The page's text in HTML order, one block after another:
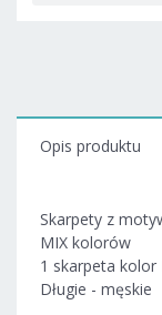
Opis produktu
Skarpety z
MIX kolorów
1 skarpeta kolor
Długie - męskie